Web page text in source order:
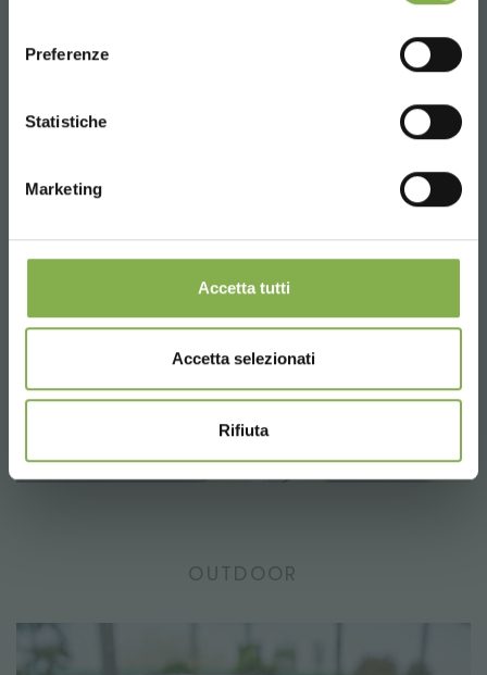
Preferenze
Statistiche
Marketing
Accetta tutti
Accetta selezionati
Rifiuta
OUTDOOR